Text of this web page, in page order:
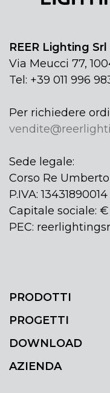
REER Lighting Srl
Via Meucci 77,
Tel: +39 011 996
Per richiedere
Sede legale:
Corso Re Umberto
P.IVA: 13431890014
Capitale sociale: €
PEC:
PRODOTTI
PROGETTI
DOWNLOAD
AZIENDA